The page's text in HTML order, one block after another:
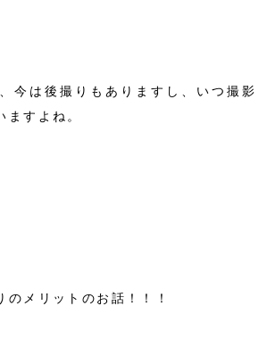
今は後撮りもありますし、いつ撮影
ますよね。
のメリットのお話！！！